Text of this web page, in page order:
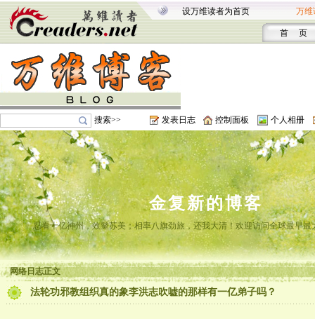
设万维读者为首页 万维
首 页
搜索>> 发表日志 控制面板 个人相册
金复新的博客
忍看十亿神州，效颦苏美；相率八旗劲旅，还我大清！欢迎访问全球最早最
网络日志正文
法轮功邪教组织真的象李洪志吹嘘的那样有一亿弟子吗？